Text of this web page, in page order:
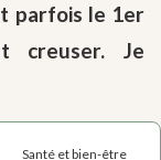
parfois le 1er
creuser. Je
Santé et bien-être